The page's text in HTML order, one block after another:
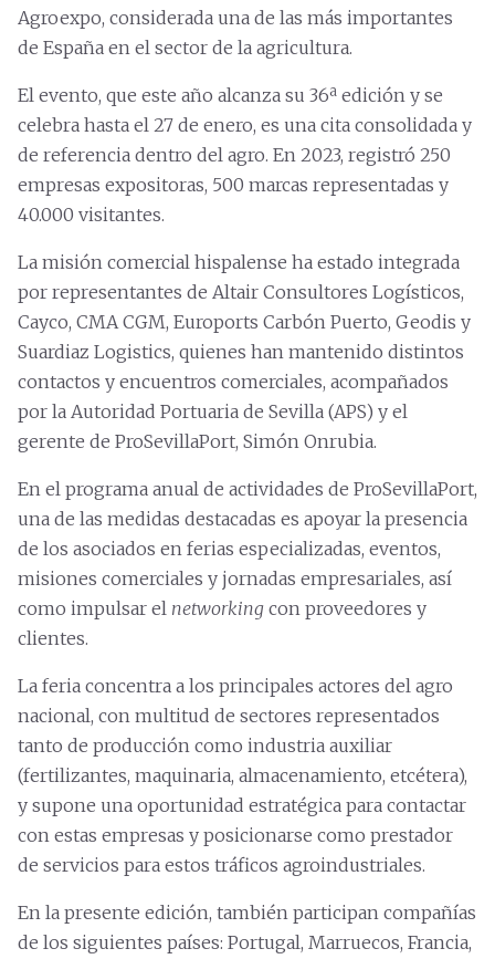
Agroexpo, considerada una de las más importantes
de España en el sector de la agricultura.
El evento, que este año alcanza su 36ª edición y se
celebra hasta el 27 de enero, es una cita consolidada y
de referencia dentro del agro. En 2023, registró 250
empresas expositoras, 500 marcas representadas y
40.000 visitantes.
La misión comercial hispalense ha estado integrada
por representantes de Altair Consultores Logísticos,
Cayco, CMA CGM, Euroports Carbón Puerto, Geodis y
Suardiaz Logistics, quienes han mantenido distintos
contactos y encuentros comerciales, acompañados
por la Autoridad Portuaria de Sevilla (APS) y el
gerente de ProSevillaPort, Simón Onrubia.
En el programa anual de actividades de ProSevillaPort,
una de las medidas destacadas es apoyar la presencia
de los asociados en ferias especializadas, eventos,
misiones comerciales y jornadas empresariales, así
como impulsar el networking con proveedores y
clientes.
La feria concentra a los principales actores del agro
nacional, con multitud de sectores representados
tanto de producción como industria auxiliar
(fertilizantes, maquinaria, almacenamiento, etcétera),
y supone una oportunidad estratégica para contactar
con estas empresas y posicionarse como prestador
de servicios para estos tráficos agroindustriales.
En la presente edición, también participan compañías
de los siguientes países: Portugal, Marruecos, Francia,